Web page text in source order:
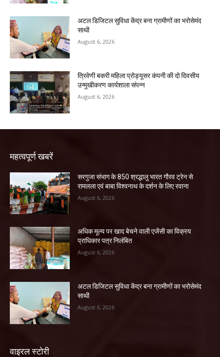
अटल डिजिटल सुविधा केंद्र बना ग्रामीणों का भरोसेमंद
साथी
August 6, 2026
त्रिवेणी बकरी महिला प्रोड्यूसर कंपनी की दो दिवसीय
उन्मुखीकरण कार्यशाला संपन्न
August 6, 2026
महत्वपूर्ण खबरें
सरगुजा संभाग के 850 श्रद्धालु भारत गौरव ट्रेन से
रामलला एवं बाबा विश्वनाथ के दर्शन के लिए रवाना
August 6, 2026
अधिक मूल्य पर खाद बेचने वाली एजेंसी का विक्रय
प्राधिकार पत्र निलंबित
August 6, 2026
अटल डिजिटल सुविधा केंद्र बना ग्रामीणों का भरोसेमंद
साथी
August 6, 2026
वाइरल स्टोरी